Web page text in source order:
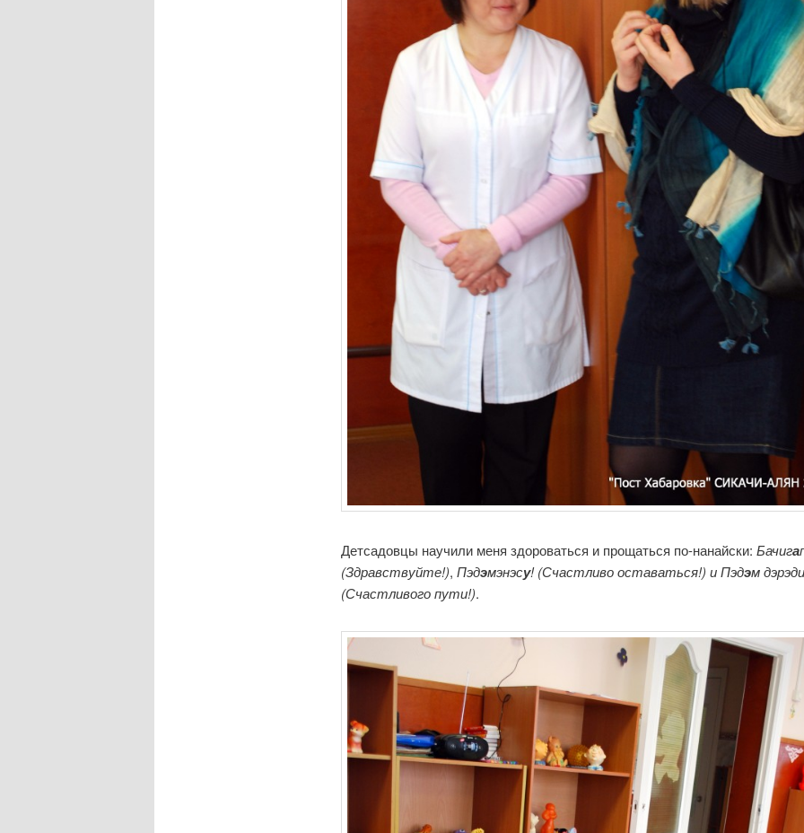
Детсадовцы научили меня здороваться и прощаться по-нанайски: Бачига
(Здравствуйте!), Пэдэмэнэсу! (Счастливо оставаться!) и Пэдэм
(Счастливого пути!).